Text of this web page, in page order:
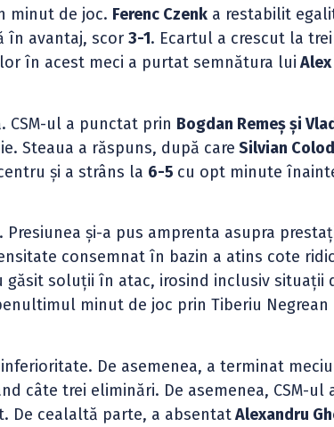
minut de joc. Ferenc Czenk a restabilit
în avantaj, scor3-1. Ecartul a crescut la trei
în acest meci a purtat semnătura lui Alex
CSM-ul a punctat prin Bogdan Remeș și
Steaua a răspuns, după care Silvian
și a strâns la 6-5 cu opt minute
și-a pus amprenta asupra
consemnat în bazin a atins cote
găsit soluții în atac, irosind inclusiv situații
minut de joc prin Tiberiu Negrean
De asemenea, a terminat
câte trei eliminări. De asemenea, CSM-ul
De cealaltă parte, a absentatAlexandru